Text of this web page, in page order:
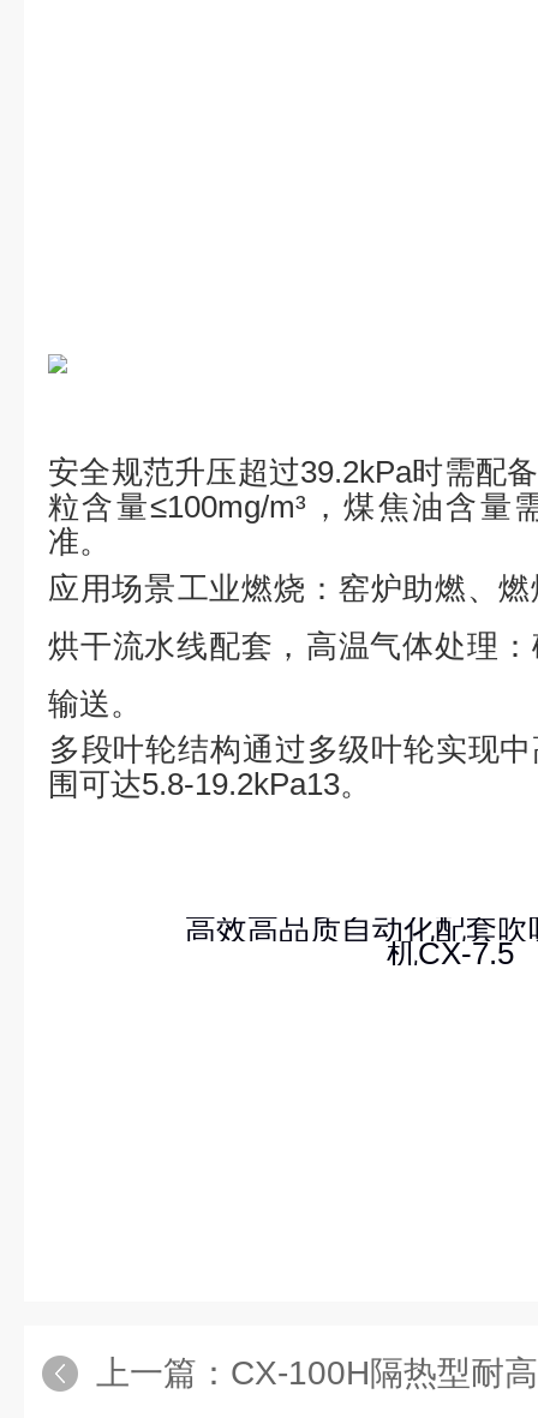
安全规范升压超过39.2kPa时需配
粒含量≤100mg/m³，煤焦油含量
准。
应用场景工业燃烧 ：窑炉助燃、
烘干流水线配套 ， 高温气体处理 ‌：
输送。
多段叶轮结构通过多级叶轮实现
围可达5.8-19.2kPa‌13。
高效高品质自动化配套
机CX-7.5
上一篇： CX-100H隔热型耐